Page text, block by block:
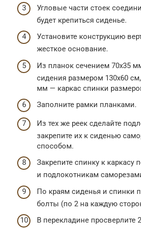
Угловые части стоек
будет крепиться сиденье.
Установите конструкцию
жесткое основание.
Из планок сечением 70х35
сидения размером 130х60
мм — каркас спинки
Заполните рамки планками.
Из тех же реек сделайте
закрепите их к сиденью
способом.
Закрепите спинку к каркасу
и подлокотникам
По краям сиденья и спинки
болты (по 2 на каждую
В перекладине просверлите